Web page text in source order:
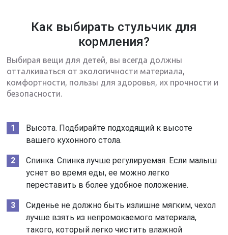
Как выбирать стульчик для
кормления?
Выбирая вещи для детей, вы всегда должны
отталкиваться от экологичности материала,
комфортности, пользы для здоровья, их прочности и
безопасности.
Высота. Подбирайте подходящий к высоте
вашего кухонного стола.
Спинка. Спинка лучше регулируемая. Если малыш
уснет во время еды, ее можно легко
переставить в более удобное положение.
Сиденье не должно быть излишне мягким, чехол
лучше взять из непромокаемого материала,
такого, который легко чистить влажной